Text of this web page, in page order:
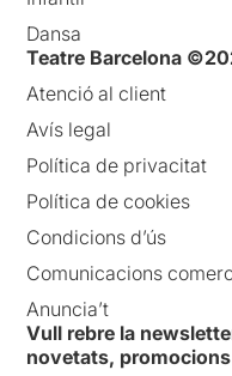
Dansa
Teatre Barcelona
Atenció al client
Avís legal
Política de privacitat
Política de cookies
Condicions d’ús
Comunicacions
Anuncia’t
Vull rebre la
novetats,